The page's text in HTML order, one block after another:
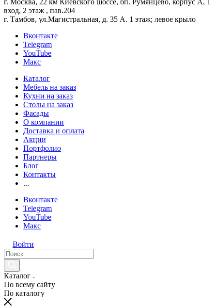
г. Москва, 22 км Киевского шоссе, бп. Румянцево, корпус А, 1
вход, 2 этаж , пав.204
г. Тамбов, ул.Магистральная, д. 35 А. 1 этаж; левое крыло
Вконтакте
Telegram
YouTube
Макс
Каталог
Мебель на заказ
Кухни на заказ
Столы на заказ
Фасады
О компании
Доставка и оплата
Акции
Портфолио
Партнеры
Блог
Контакты
...
Вконтакте
Telegram
YouTube
Макс
Войти
Каталог
По всему сайту
По каталогу